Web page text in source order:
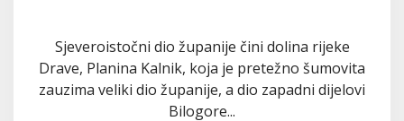
Sjeveroistočni dio županije čini dolina rijeke
Drave, Planina Kalnik, koja je pretežno šumovita
zauzima veliki dio županije, a dio zapadni dijelovi
Bilogore...